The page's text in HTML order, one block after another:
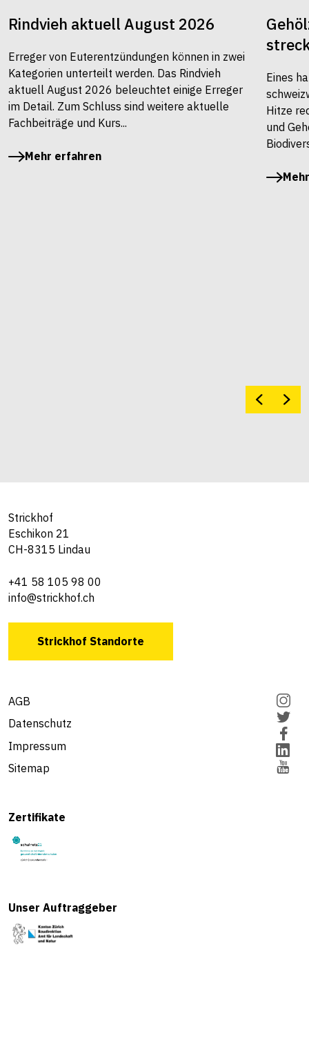
Rindvieh aktuell August 2026
Erreger von Euterentzündungen können in zwei
Kategorien unterteilt werden. Das Rindvieh
aktuell August 2026 beleuchtet einige Erreger
im Detail. Zum Schluss sind weitere aktuelle
Fachbeiträge und Kurs...
Mehr erfahren
Eines
Hitze
und
Strickhof
Eschikon 21
CH-8315 Lindau
+41 58 105 98 00
info@strickhof.ch
Strickhof Standorte
AGB
Datenschutz
Impressum
Sitemap
Zertifikate
Unser Auftraggeber